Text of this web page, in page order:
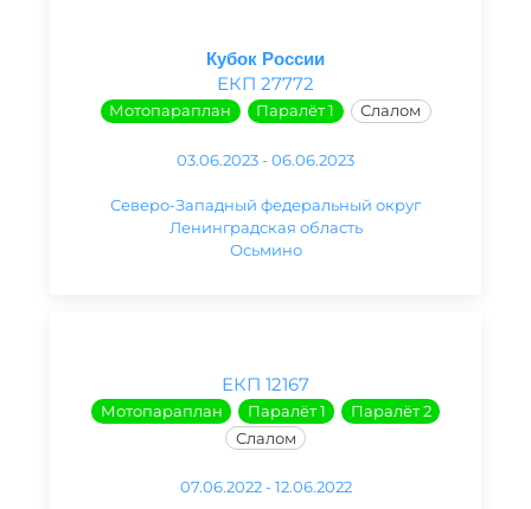
Кубок России
ЕКП 27772
Мотопараплан Паралёт 1 Слалом
03.06.2023 - 06.06.2023
Северо-Западный федеральный округ
Ленинградская область
Осьмино
ЕКП 12167
Мотопараплан Паралёт 1
Паралёт 2
Слалом
07.06.2022 - 12.06.2022